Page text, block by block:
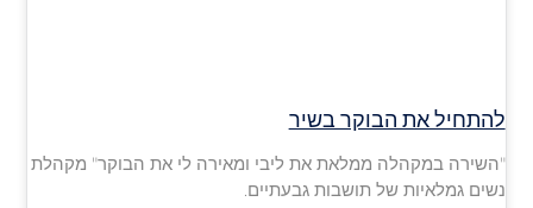
להתחיל את הבוקר בשיר
"השירה במקהלה ממלאת את ליבי ומאירה לי את הבוקר" מקהלת
נשים גמלאיות של תושבות גבעתיים.